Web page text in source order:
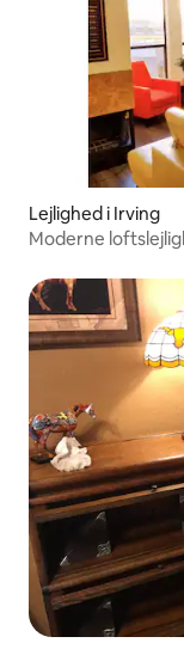
Lejlighed i Irving
Moderne